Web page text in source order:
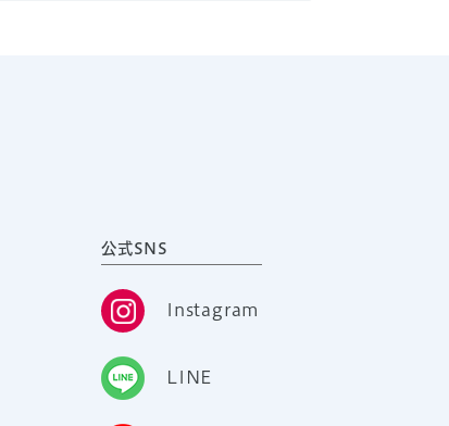
公式SNS
Instagram
LINE